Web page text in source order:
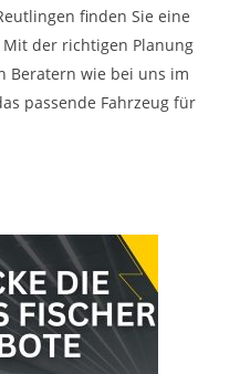
finden Sie eine
der richtigen Planung
Beratern wie bei uns im
passende Fahrzeug für